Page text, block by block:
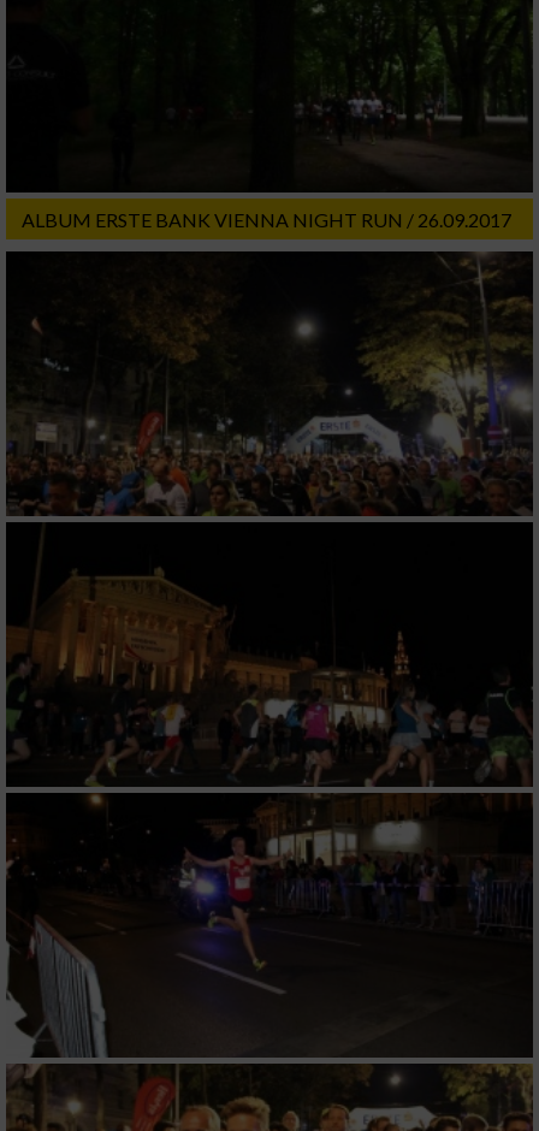
ALBUM ERSTE BANK VIENNA NIGHT RUN / 26.09.2017
Entwicklung und Verbesserung der Angebote
Verwendung reduzierter Daten zur Auswahl
Verwendung genauer Standortdaten
Nicht-IAB-Verarbeitungszwecke:
Notwendig
Performance
Funktional
Werbung